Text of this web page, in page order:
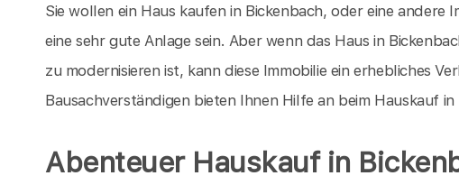
Sie wollen ein Haus kaufen in Bickenbach, oder eine andere
eine sehr gute Anlage sein. Aber wenn das Haus in
zu modernisieren ist, kann diese Immobilie ein erhebliches
Bausachverständigen bieten Ihnen Hilfe an beim Hauskauf in
Abenteuer Hauskauf in